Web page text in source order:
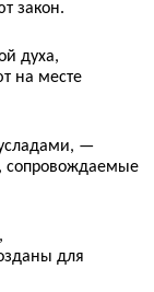
закон.
духа,
на месте
—
сопровождаемые
для